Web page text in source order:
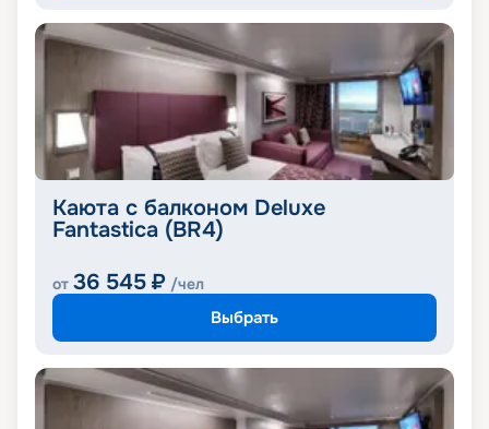
Каюта с балконом Deluxe
Fantastica (BR4)
от 36 545 ₽ /чел
Выбрать